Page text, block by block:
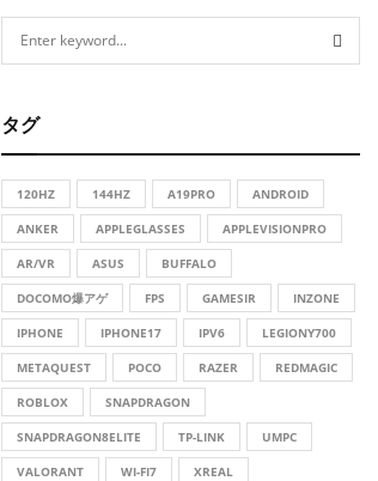
c
h
f
o
:
C
H
タグ
120HZ 144HZ A19PRO ANDROID
ANKER APPLEGLASSES APPLEVISIONPRO
AR/VR ASUS BUFFALO
DOCOMO爆アゲ FPS GAMESIR INZONE
IPHONE IPHONE17 IPV6 LEGIONY700
METAQUEST POCO RAZER REDMAGIC
ROBLOX SNAPDRAGON
SNAPDRAGON8ELITE TP-LINK UMPC
VALORANT WI-FI7 XREAL